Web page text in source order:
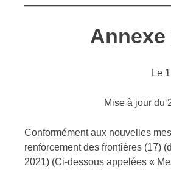
Annexe
Le
Mise à jour du
Conformément aux nouvelles
renforcement des frontières (17)
2021) (Ci-dessous appelées «